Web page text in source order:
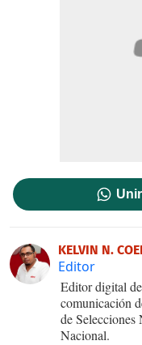
KELVIN N.
Editor
Editor digital
comunicación
de
Nacional.